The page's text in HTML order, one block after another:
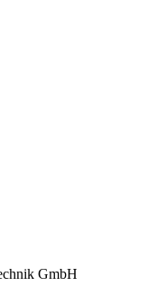
GmbH